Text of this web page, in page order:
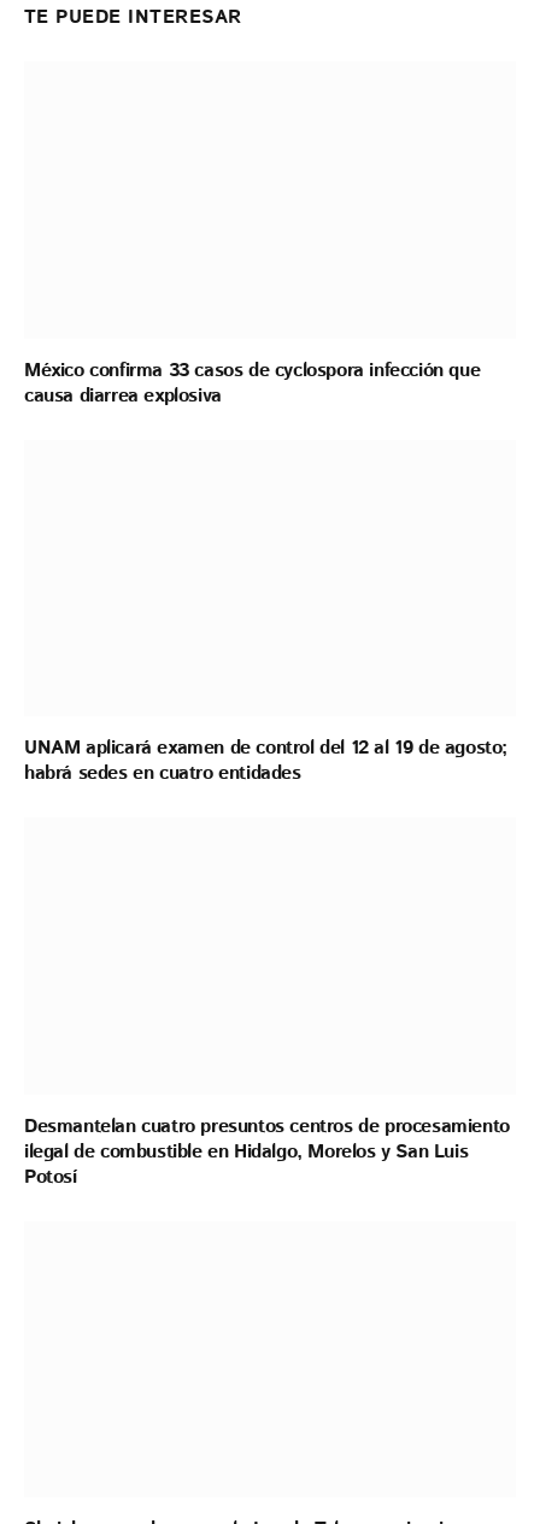
TE PUEDE INTERESAR
México confirma 33 casos de cyclospora infección que
causa diarrea explosiva
UNAM aplicará examen de control del 12 al 19 de agosto;
habrá sedes en cuatro entidades
Desmantelan cuatro presuntos centros de procesamiento
ilegal de combustible en Hidalgo, Morelos y San Luis
Potosí